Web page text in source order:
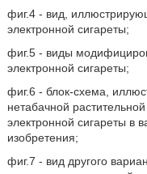
фиг.4 - вид,
электронной сигареты;
фиг.5 - виды
электронной сигареты;
фиг.6 - блок-схема,
нетабачной
электронной сигареты в
изобретения;
фиг.7 - вид другого